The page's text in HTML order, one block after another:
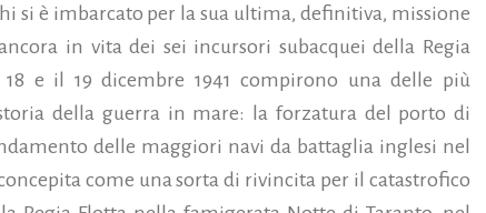
si è imbarcato per la sua ultima, definitiva, missione
in vita dei sei incursori subacquei della Regia
e il 19 dicembre 1941 compirono una delle più
della guerra in mare: la forzatura del porto di
delle maggiori navi da battaglia inglesi nel
come una sorta di rivincita per il catastrofico